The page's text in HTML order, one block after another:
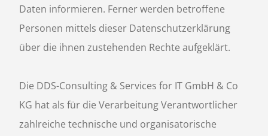
Daten informieren. Ferner werden betroffene
Personen mittels dieser Datenschutzerklärung
über die ihnen zustehenden Rechte aufgeklärt.
Die DDS-Consulting & Services for IT GmbH & Co
KG hat als für die Verarbeitung Verantwortlicher
zahlreiche technische und organisatorische